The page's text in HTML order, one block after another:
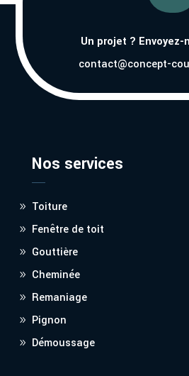
Un projet ? Envoyez-
contact@concept-
Nos services
Toiture
Fenêtre de toit
Gouttière
Cheminée
Remaniage
Pignon
Démoussage